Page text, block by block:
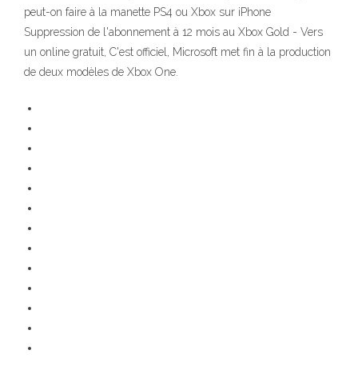
peut-on faire à la manette PS4 ou Xbox sur iPhone
Suppression de l'abonnement à 12 mois au Xbox Gold - Vers
un online gratuit, C'est officiel, Microsoft met fin à la production
de deux modèles de Xbox One.